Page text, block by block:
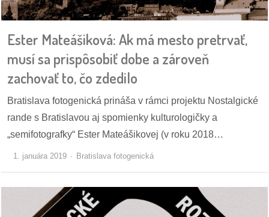
pozvánky
Historický
zákony
časti
kauzy
stavebné
Ester Mateášiková: Ak má mesto pretrvať,
musí sa prispôsobiť dobe a zároveň
zachovať to, čo zdedilo
Bratislava fotogenická prináša v rámci projektu Nostalgické
rande s Bratislavou aj spomienky kulturologičky a
„semifotografky“ Ester Mateášikovej (v roku 2018…
1. januára 2019 Bratislava fotogenická